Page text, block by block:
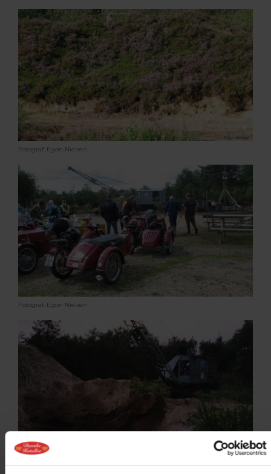
Fotograf: Egon Nielsen
Fotograf: Egon Nielsen